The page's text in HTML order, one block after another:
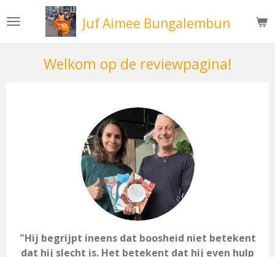
direct
hoofdinhoud
Juf Aimee Bungalembun
Welkom op de reviewpagina!
"Hij begrijpt ineens dat boosheid niet betekent
dat hij slecht is. Het betekent dat hij even hulp